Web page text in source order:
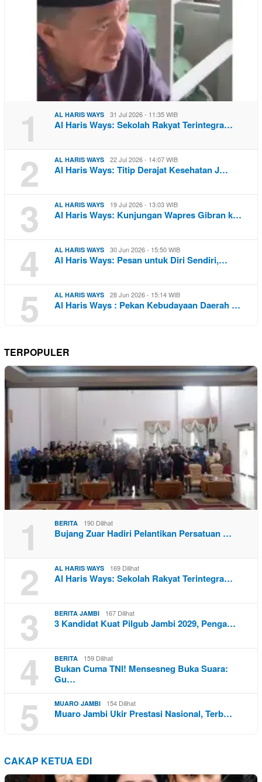
1 AL HARIS WAYS 31 Jul 2026 - 11:35 WIB
Al Haris Ways: Sekolah Rakyat Terintegra…
2 AL HARIS WAYS 22 Jul 2026 - 14:07 WIB
Al Haris Ways: Titip Derajat Kesehatan J…
3 AL HARIS WAYS 19 Jul 2026 - 13:03 WIB
Al Haris Ways: Kunjungan Wapres Gibran k…
4 AL HARIS WAYS 30 Jun 2026 - 15:50 WIB
Al Haris Ways: Pesan untuk Diri Sendiri,…
5 AL HARIS WAYS 28 Jun 2026 - 15:14 WIB
Al Haris Ways : Pekan Kebudayaan Daerah …
TERPOPULER
1 BERITA 190 Dilihat
Bujang Zuar Hadiri Pelantikan Persatuan …
2 AL HARIS WAYS 169 Dilihat
Al Haris Ways: Sekolah Rakyat Terintegra…
3 BERITA JAMBI 167 Dilihat
3 Kandidat Kuat Pilgub Jambi 2029, Penga…
4 BERITA 159 Dilihat
Bukan Cuma TNI! Mensesneg Buka Suara:
Gu…
5 MUARO JAMBI 154 Dilihat
Muaro Jambi Ukir Prestasi Nasional, Terb…
CAKAP KETUA EDI